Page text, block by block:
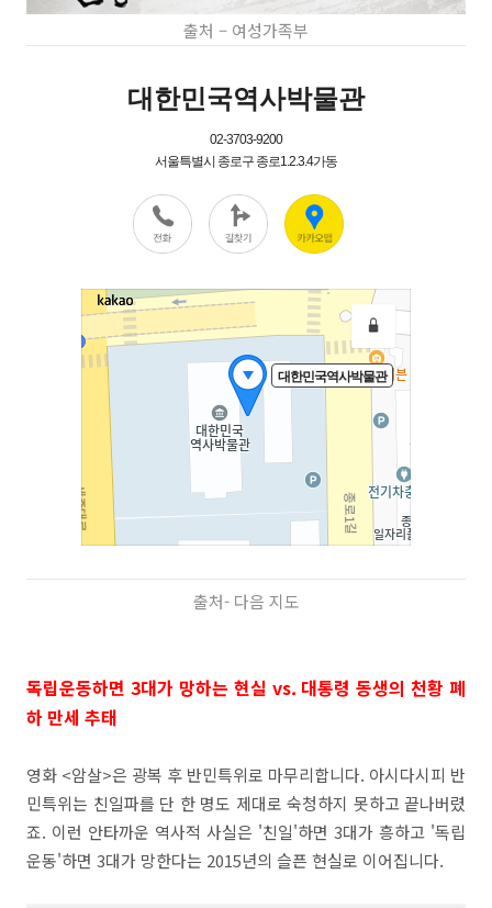
출처 – 여성가족부
출처- 다음 지도
독립운동하면 3대가 망하는 현실 vs. 대통령 동생의 천황 폐
하 만세 추태
영화 <암살>은 광복 후 반민특위로 마무리합니다. 아시다시피 반
민특위는 친일파를 단 한 명도 제대로 숙청하지 못하고 끝나버렸
죠. 이런 안타까운 역사적 사실은 '친일'하면 3대가 흥하고 '독립
운동'하면 3대가 망한다는 2015년의 슬픈 현실로 이어집니다.